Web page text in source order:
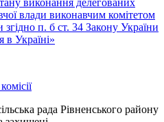
влади виконавчим комітетом
згідно п. б ст. 34 Закону України
в Україні»
рада Рівненського району